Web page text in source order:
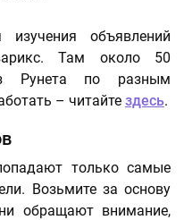
объявлений
Там около 50
Рунета по разным
– читайте здесь.
только самые
Возьмите за основу
обращают внимание,